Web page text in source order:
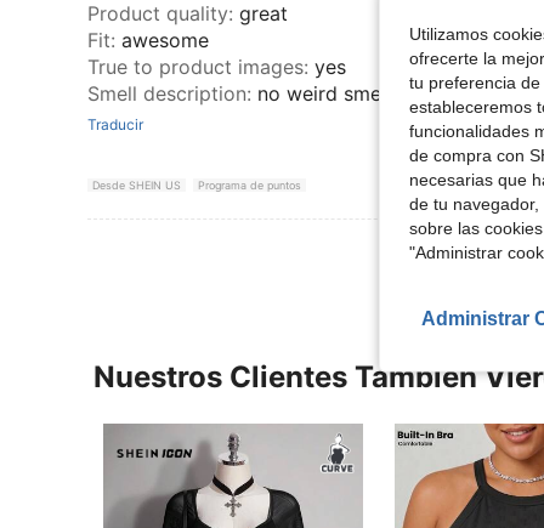
Product quality: great
Fit: awesome
True to product images: yes
Smell description: no weird smell. I absolutely
Traducir
Desde SHEIN US Programa de puntos
Nuestros Clientes También
Utilizamos
ofrecerte la
tu preferencia
estableceremos
funcionalidades
de compra con
necesarias que
de tu
sobre las
"Administrar
Administrar